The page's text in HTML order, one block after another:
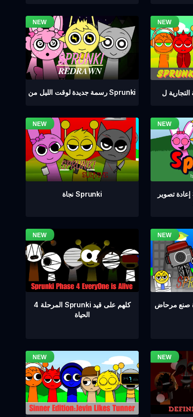
رسمة جديدة لوقت الليل من Sprunki
نجاة Sprunki
إعادة تصوير Sprunkyay DLC من
المرحلة 4 Sprunki كلهم على قيد
الحياة